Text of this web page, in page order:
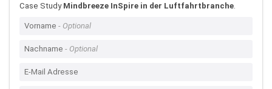
Case Study Mindbreeze InSpire in der Luftfahrtbranche
Vorname
Nachname
E-Mail Adresse